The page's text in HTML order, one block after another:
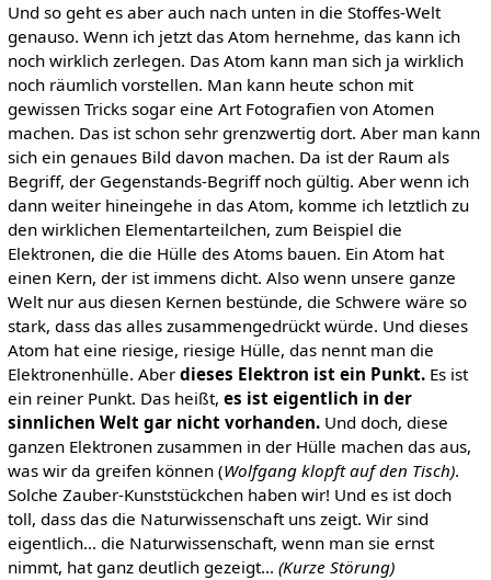
Und so geht es aber auch nach unten in die Stoffes-Welt
genauso. Wenn ich jetzt das Atom hernehme, das kann ich
noch wirklich zerlegen. Das Atom kann man sich ja wirklich
noch räumlich vorstellen. Man kann heute schon mit
gewissen Tricks sogar eine Art Fotografien von Atomen
machen. Das ist schon sehr grenzwertig dort. Aber man kann
sich ein genaues Bild davon machen. Da ist der Raum als
Begriff, der Gegenstands-Begriff noch gültig. Aber wenn ich
dann weiter hineingehe in das Atom, komme ich letztlich zu
den wirklichen Elementarteilchen, zum Beispiel die
Elektronen, die die Hülle des Atoms bauen. Ein Atom hat
einen Kern, der ist immens dicht. Also wenn unsere ganze
Welt nur aus diesen Kernen bestünde, die Schwere wäre so
stark, dass das alles zusammengedrückt würde. Und dieses
Atom hat eine riesige, riesige Hülle, das nennt man die
Elektronenhülle. Aber dieses Elektron ist ein Punkt.Es ist
ein reiner Punkt. Das heißt, es ist eigentlich in der
sinnlichen Welt gar nicht vorhanden.Und doch, diese
ganzen Elektronen zusammen in der Hülle machen das aus,
was wir da greifen können (Wolfgang klopft auf den Tisch).
Solche Zauber-Kunststückchen haben wir! Und es ist doch
toll, dass das die Naturwissenschaft uns zeigt. Wir sind
eigentlich... die Naturwissenschaft, wenn man sie ernst
nimmt, hat ganz deutlich gezeigt... (Kurze Störung)